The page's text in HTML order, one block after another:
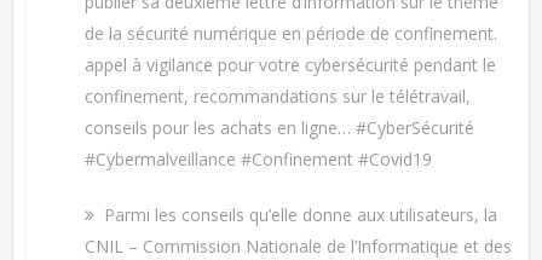
de la sécurité numérique en période de confinement.
appel à vigilance pour votre cybersécurité pendant le
confinement, recommandations sur le télétravail,
conseils pour les achats en ligne… #CyberSécurité
#Cybermalveillance #Confinement #Covid19
Parmi les conseils qu’elle donne aux utilisateurs, la
CNIL – Commission Nationale de l’Informatique et des